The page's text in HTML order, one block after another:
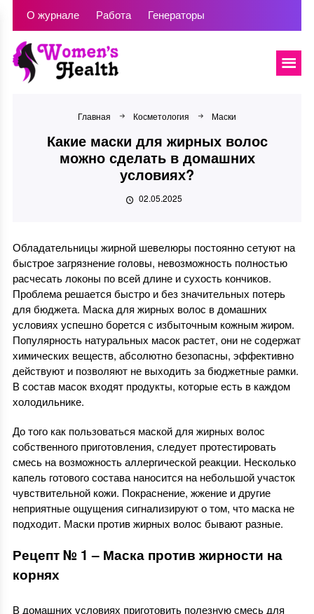
О журнале Работа Генераторы
Главная Косметология Маски
Какие маски для жирных волос
можно сделать в домашних
условиях?
02.05.2025
Обладательницы жирной шевелюры постоянно сетуют на
быстрое загрязнение головы, невозможность полностью
расчесать локоны по всей длине и сухость кончиков.
Проблема решается быстро и без значительных потерь
для бюджета. Маска для жирных волос в домашних
условиях успешно борется с избыточным кожным жиром.
Популярность натуральных масок растет, они не содержат
химических веществ, абсолютно безопасны, эффективно
действуют и позволяют не выходить за бюджетные рамки.
В состав масок входят продукты, которые есть в каждом
холодильнике.
До того как пользоваться маской для жирных волос
собственного приготовления, следует протестировать
смесь на возможность аллергической реакции. Несколько
капель готового состава наносится на небольшой участок
чувствительной кожи. Покраснение, жжение и другие
неприятные ощущения сигнализируют о том, что маска не
подходит. Маски против жирных волос бывают разные.
Рецепт № 1 – Маска против жирности на
корнях
В домашних условиях приготовить полезную смесь для